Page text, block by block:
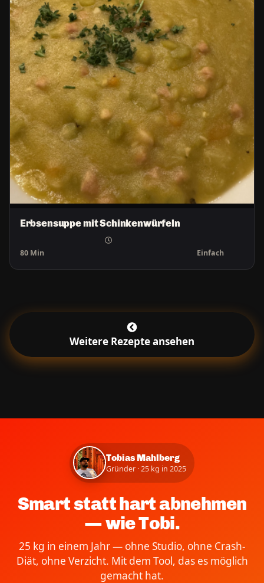
Erbsensuppe mit Schinkenwürfeln
80 Min Einfach
Weitere Rezepte ansehen
Tobias Mahlberg
Gründer · 25 kg in 2025
Smart statt hart abnehmen
— wie Tobi.
25 kg in einem Jahr — ohne Studio, ohne Crash-
Diät, ohne Verzicht. Mit dem Tool, das es möglich
gemacht hat.